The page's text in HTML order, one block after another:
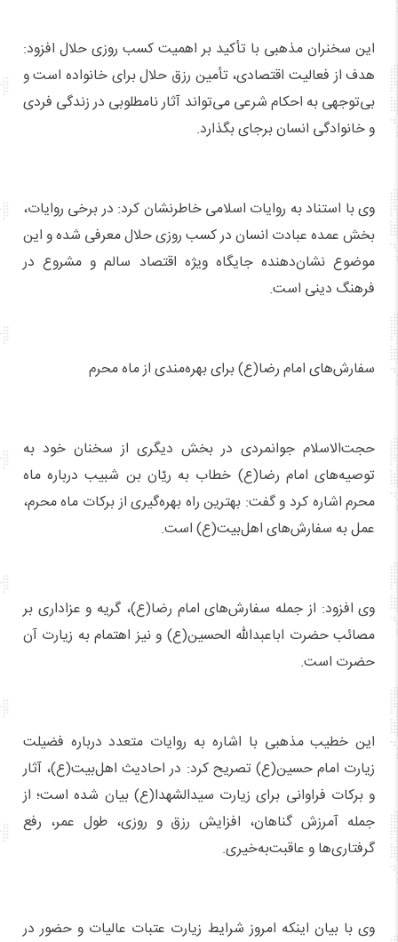
این سخنران مذهبی با تأکید بر اهمیت کسب روزی حلال افزود:
هدف از فعالیت اقتصادی، تأمین رزق حلال برای خانواده است و
بی‌توجهی به احکام شرعی می‌تواند آثار نامطلوبی در زندگی فردی
و خانوادگی انسان برجای بگذارد.
وی با استناد به روایات اسلامی خاطرنشان کرد: در برخی روایات،
بخش عمده عبادت انسان در کسب روزی حلال معرفی شده و این
موضوع نشان‌دهنده جایگاه ویژه اقتصاد سالم و مشروع در
فرهنگ دینی است.
سفارش‌های امام رضا(ع) برای بهره‌مندی از ماه محرم
حجت‌الاسلام جوانمردی در بخش دیگری از سخنان خود به
توصیه‌های امام رضا(ع) خطاب به ریّان بن شبیب درباره ماه
محرم اشاره کرد و گفت: بهترین راه بهره‌گیری از برکات ماه محرم،
عمل به سفارش‌های اهل‌بیت(ع) است.
وی افزود: از جمله سفارش‌های امام رضا(ع)، گریه و عزاداری بر
مصائب حضرت اباعبدالله الحسین(ع) و نیز اهتمام به زیارت آن
حضرت است.
این خطیب مذهبی با اشاره به روایات متعدد درباره فضیلت
زیارت امام حسین(ع) تصریح کرد: در احادیث اهل‌بیت(ع)، آثار
و برکات فراوانی برای زیارت سیدالشهدا(ع) بیان شده است؛ از
جمله آمرزش گناهان، افزایش رزق و روزی، طول عمر، رفع
گرفتاری‌ها و عاقبت‌به‌خیری.
وی با بیان اینکه امروز شرایط زیارت عتبات عالیات و حضور در